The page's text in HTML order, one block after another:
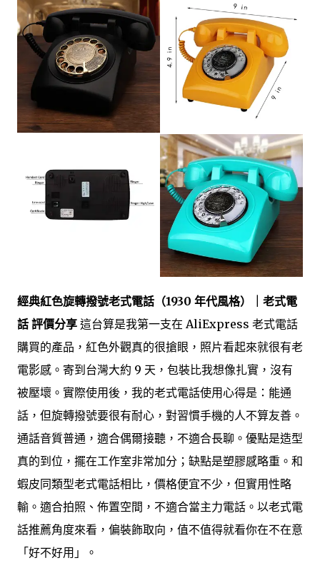
經典紅色旋轉撥號老式電話（1930 年代風格）｜老式電
話 評價分享 這台算是我第一支在 AliExpress 老式電話
購買的產品，紅色外觀真的很搶眼，照片看起來就很有老
電影感。寄到台灣大約 9 天，包裝比我想像扎實，沒有
被壓壞。實際使用後，我的老式電話使用心得是：能通
話，但旋轉撥號要很有耐心，對習慣手機的人不算友善。
通話音質普通，適合偶爾接聽，不適合長聊。優點是造型
真的到位，擺在工作室非常加分；缺點是塑膠感略重。和
蝦皮同類型老式電話相比，價格便宜不少，但實用性略
輸。適合拍照、佈置空間，不適合當主力電話。以老式電
話推薦角度來看，偏裝飾取向，值不值得就看你在不在意
「好不好用」。